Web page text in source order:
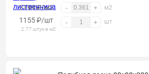
3199 ₽/м2 - + м2
1155₽/шт
2.77 штук в м2
- + шт